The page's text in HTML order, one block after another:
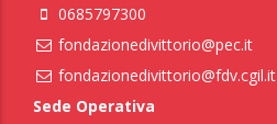
0685797300
fondazionedivittorio@pec.it
fondazionedivittorio@fdv.cgil.it
Sede Operativa